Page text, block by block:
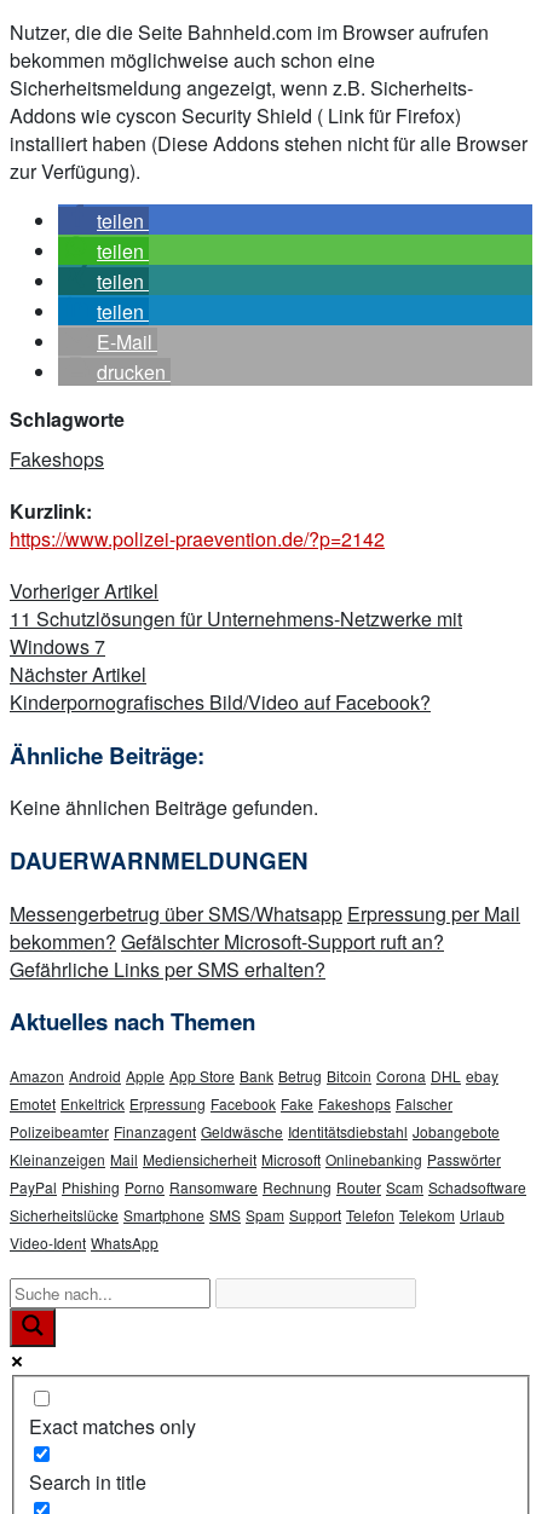
Nutzer, die die Seite Bahnheld.com im Browser aufrufen
bekommen möglichweise auch schon eine
Sicherheitsmeldung angezeigt, wenn z.B. Sicherheits-
Addons wie cyscon Security Shield ( Link für Firefox)
installiert haben (Diese Addons stehen nicht für alle Browser
zur Verfügung).
teilen
teilen
teilen
teilen
E-Mail
drucken
Schlagworte
Fakeshops
Kurzlink:
https://www.polizei-praevention.de/?p=2142
Beitragsnavigation
Vorheriger Artikel
11 Schutzlösungen für Unternehmens-Netzwerke mit
Windows 7
Nächster Artikel
Kinderpornografisches Bild/Video auf Facebook?
Ähnliche Beiträge:
Keine ähnlichen Beiträge gefunden.
DAUERWARNMELDUNGEN
Messengerbetrug über SMS/Whatsapp Erpressung per Mail
bekommen? Gefälschter Microsoft-Support ruft an?
Gefährliche Links per SMS erhalten?
Aktuelles nach Themen
Amazon Android Apple App Store Bank Betrug Bitcoin Corona DHL ebay
Emotet Enkeltrick Erpressung Facebook Fake Fakeshops Falscher
Polizeibeamter Finanzagent Geldwäsche Identitätsdiebstahl Jobangebote
Kleinanzeigen Mail Mediensicherheit Microsoft Onlinebanking Passwörter
PayPal Phishing Porno Ransomware Rechnung Router Scam Schadsoftware
Sicherheitslücke Smartphone SMS Spam Support Telefon Telekom Urlaub
Video-Ident WhatsApp
Exact matches only
Search in title